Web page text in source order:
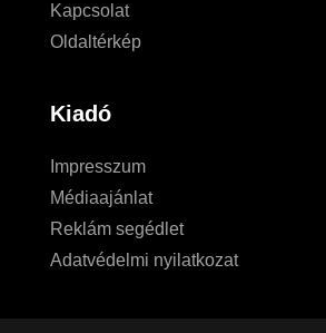
Kapcsolat
Oldaltérkép
Kiadó
Impresszum
Médiaajánlat
Reklám segédlet
Adatvédelmi nyilatkozat